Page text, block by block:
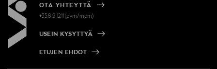
OTA YHTEYTTÄ
+358 9 1211(pvm/mpm)
USEIN KYSYTTYÄ
ETUJEN EHDOT